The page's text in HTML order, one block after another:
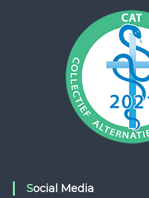
Social Media